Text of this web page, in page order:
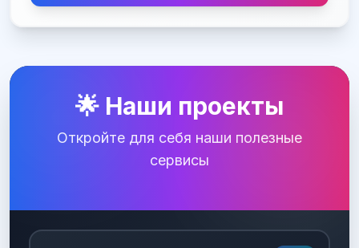
🌟 Наши проекты
Откройте для себя наши полезные
сервисы